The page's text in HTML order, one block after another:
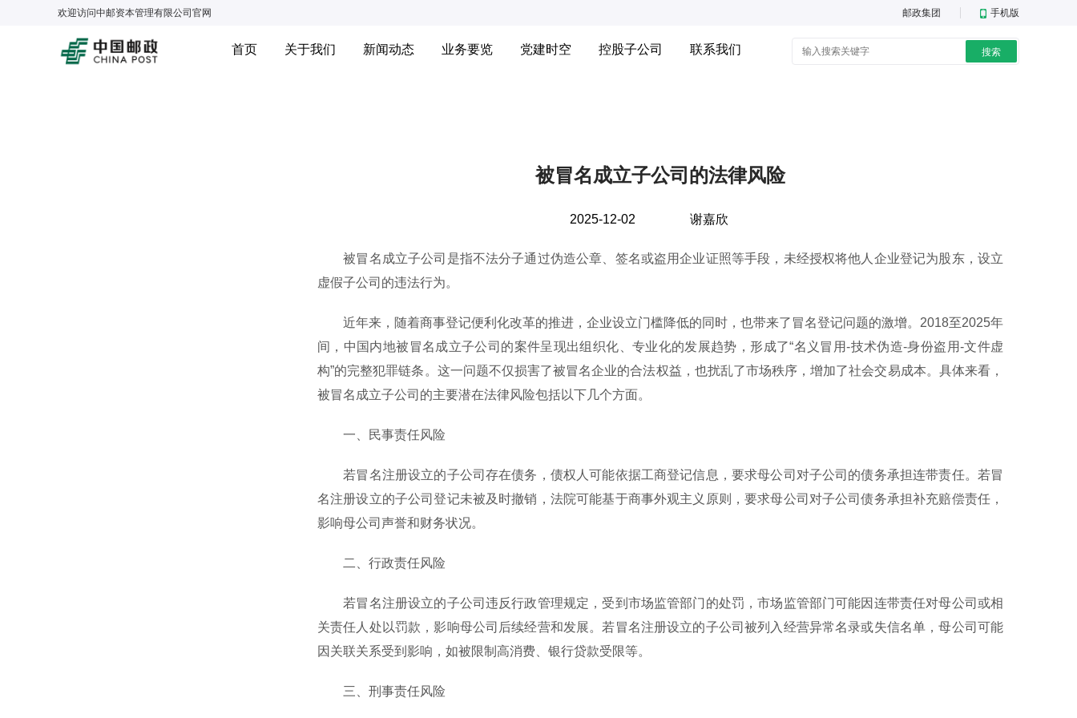
欢迎访问中邮资本管理有限公司 官网 邮政集团 手机版
首页 关于我们 新闻动态 业务要览 党建时空 控股子公司 联系我们 搜索
被冒名成立子公司的法律风险
2025-12-02 谢嘉欣
被冒名成立子公司是指不法分子通过伪造公章、签名或盗用企业证照等手段，未经授权将他人企业登记为股东，设立
虚假子公司的违法行为。
近年来，随着商事登记便利化改革的推进，企业设立门槛降低的同时，也带来了冒名登记问题的激增。2018至2025年
间，中国内地被冒名成立子公司的案件呈现出组织化、专业化的发展趋势，形成了“名义冒用-技术伪造-身份盗用-文件虚
构”的完整犯罪链条。这一问题不仅损害了被冒名企业的合法权益，也扰乱了市场秩序，增加了社会交易成本。具体来看，
被冒名成立子公司的主要潜在法律风险包括以下几个方面。
一、民事责任风险
若冒名注册设立的子公司存在债务，债权人可能依据工商登记信息，要求母公司对子公司的债务承担连带责任。若冒
名注册设立的子公司登记未被及时撤销，法院可能基于商事外观主义原则，要求母公司对子公司债务承担补充赔偿责任，
影响母公司声誉和财务状况。
二、行政责任风险
若冒名注册设立的子公司违反行政管理规定，受到市场监管部门的处罚，市场监管部门可能因连带责任对母公司或相
关责任人处以罚款，影响母公司后续经营和发展。若冒名注册设立的子公司被列入经营异常名录或失信名单，母公司可能
因关联关系受到影响，如被限制高消费、银行贷款受限等。
三、刑事责任风险